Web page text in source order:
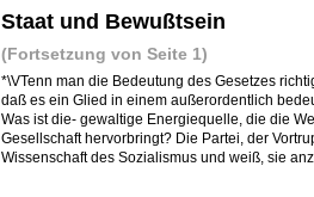
Staat und Bewußtsein
(Fortsetzung von Seite 1)
*\VTenn man die Bedeutung des Gesetzes
daß es ein Glied in einem außerordentlich
Was ist die- gewaltige Energiequelle, die die
Gesellschaft hervorbringt? Die Partei, der
Wissenschaft des Sozialismus und weiß, sie